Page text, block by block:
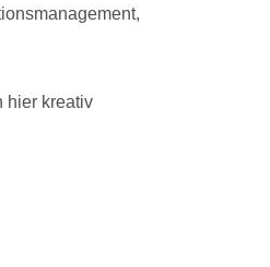
hier kreativ